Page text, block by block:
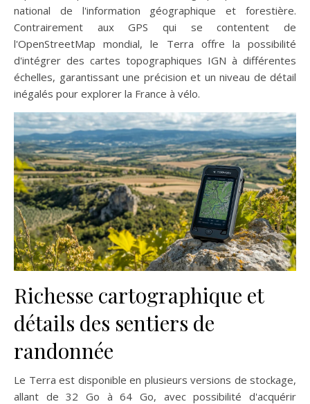
national de l'information géographique et forestière.
Contrairement aux GPS qui se contentent de
l'OpenStreetMap mondial, le Terra offre la possibilité
d'intégrer des cartes topographiques IGN à différentes
échelles, garantissant une précision et un niveau de détail
inégalés pour explorer la France à vélo.
Richesse cartographique et
détails des sentiers de
randonnée
Le Terra est disponible en plusieurs versions de stockage,
allant de 32 Go à 64 Go, avec possibilité d'acquérir